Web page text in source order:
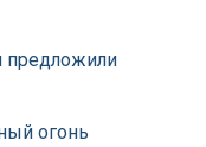
предложили
огонь